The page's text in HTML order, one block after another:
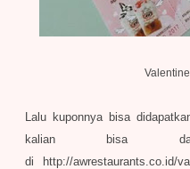
Lalu kuponnya bisa
kalian bisa
di http://awrestaurants.co.id/